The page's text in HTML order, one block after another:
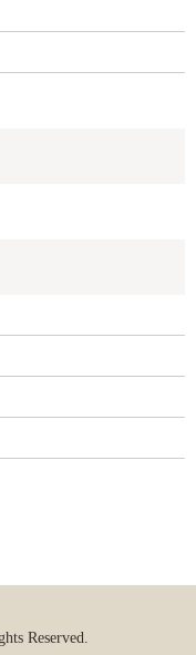
Reserved.